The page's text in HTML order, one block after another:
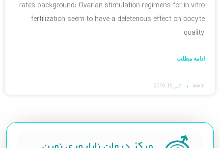
rates background: Ovarian stimulation regimens for in vitro
fertilization seem to have a deleterious effect on oocyte
quality
ادامه مطلب
novin اکتبر 16, 2019